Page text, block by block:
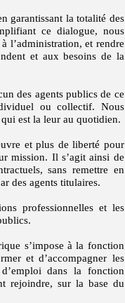
garantissant la totalité des
ce dialogue, nous
l’administration, et rendre
et aux besoins de la
des agents publics de ce
ou collectif. Nous
est la leur au quotidien.
et plus de liberté pour
mission. Il s’agit ainsi de
sans remettre en
des agents titulaires.
professionnelles et les
s’impose à la fonction
et d’accompagner les
dans la fonction
rejoindre, sur la base du